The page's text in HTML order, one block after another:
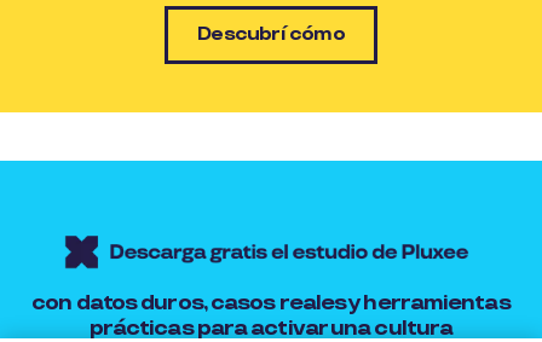
Descubrí cómo
con datos duros, casos reales y herramientas
prácticas para activar una cultura